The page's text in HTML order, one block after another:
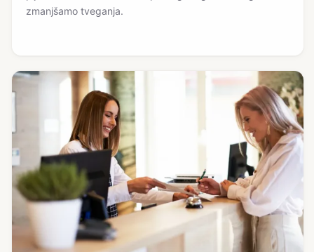
zmanjšamo tveganja.